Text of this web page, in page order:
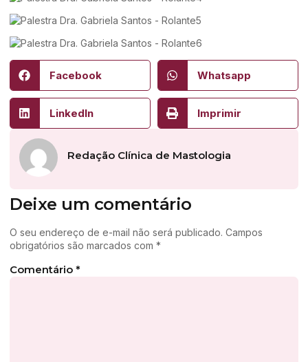
Facebook Whatsapp
LinkedIn Imprimir
Redação Clínica de Mastologia
Deixe um comentário
O seu endereço de e-mail não será publicado. Campos
obrigatórios são marcados com *
Comentário *